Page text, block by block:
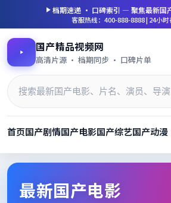
档期速递 · 口碑索引 — 聚焦最新国
客服热线：400-888-8888 | 24小
国产精品视频网
高清片源 · 档期同步 · 口碑片单
首页国产剧情国产电影国产综艺国产动漫
最新国产电影_高
最新国产电影